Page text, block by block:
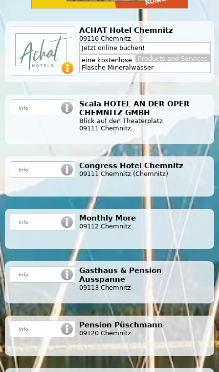
ACHAT Hotel Chemnitz
09116 Chemnitz
Jetzt online buchen!
Products and Services
eine kostenlose
Flasche Mineralwasser
Scala HOTEL AN DER OPER
CHEMNITZ GMBH
Blick auf den Theaterplatz
09111 Chemnitz
Congress Hotel Chemnitz
09111 Chemnitz (Chemnitz)
Monthly More
09112 Chemnitz
Gasthaus & Pension
Ausspanne
09113 Chemnitz
Pension Püschmann
09120 Chemnitz